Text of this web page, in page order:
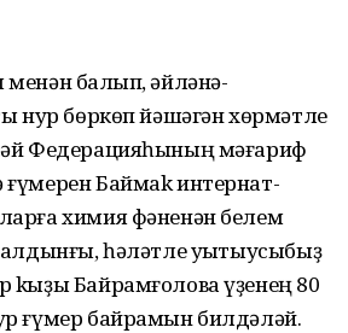
балҡып, әйләнә-
нур бөркөп йәшәгән хөрмәтле
Федерацияһының мәғариф
Баймаk интернат-
химия фәненән белем
алдынғы, һәләтле уҡытыусыбыҙ
kыҙы Байрамғолова үҙенең 80
ғүмер байрамын билдәләй.